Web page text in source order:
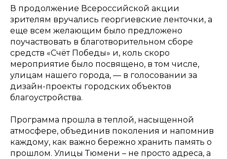
В продолжение Всероссийской акции
зрителям вручались георгиевские ленточки, а
еще всем желающим было предложено
поучаствовать в благотворительном сборе
средств «Счёт Победы» и, коль скоро
мероприятие было посвящено, в том числе,
улицам нашего города, — в голосовании за
дизайн-проекты городских объектов
благоустройства.
Программа прошла в теплой, насыщенной
атмосфере, объединив поколения и напомнив
каждому, как важно бережно хранить память о
прошлом. Улицы Тюмени – не просто адреса, а